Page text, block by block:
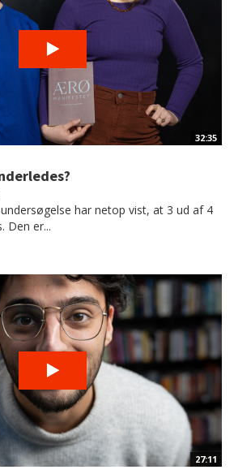
32:35
har netop vist, at 3 ud af 4
Den er...
27:11